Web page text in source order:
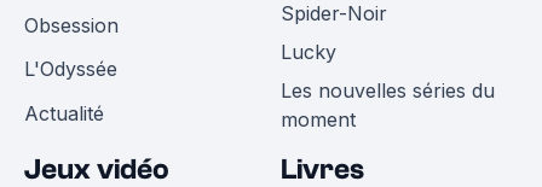
Obsession
L'Odyssée
Actualité
Spider-Noir
Lucky
Les nouvelles séries du
moment
Jeux vidéo Livres